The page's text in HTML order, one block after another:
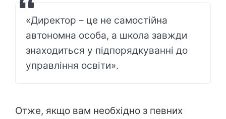
«Директор – це не самостійна
автономна особа, а школа завжди
знаходиться у підпорядкуванні до
управління освіти».
Отже, якщо вам необхідно з певних